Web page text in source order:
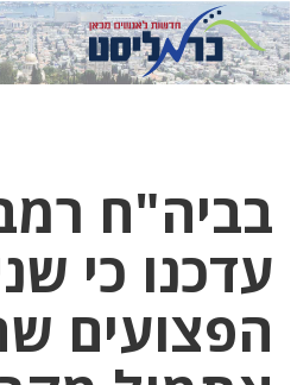
בביה"ח
עדכנו כי
הפצועים